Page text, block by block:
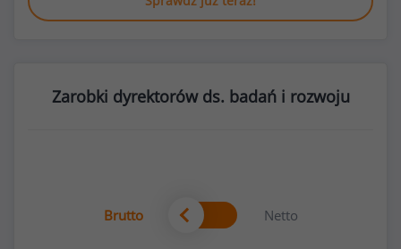
Zarobki dyrektorów ds. badań i rozwoju
Brutto Netto